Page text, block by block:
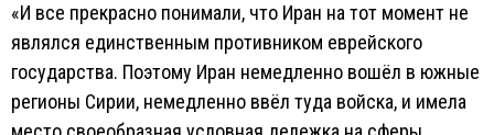
«И все прекрасно понимали, что Иран на тот момент не
являлся единственным противником еврейского
государства. Поэтому Иран немедленно вошёл в южные
регионы Сирии, немедленно ввёл туда войска, и имела